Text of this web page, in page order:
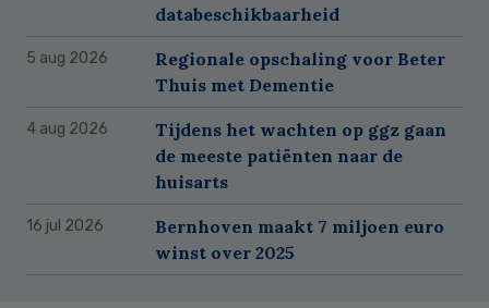
databeschikbaarheid
5 aug 2026
Regionale opschaling voor Beter
Thuis met Dementie
4 aug 2026
Tijdens het wachten op ggz gaan
de meeste patiënten naar de
huisarts
16 jul 2026
Bernhoven maakt 7 miljoen euro
winst over 2025